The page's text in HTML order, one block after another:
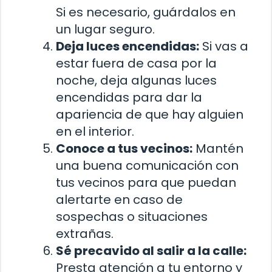
Si es necesario, guárdalos en
un lugar seguro.
Deja luces encendidas: Si vas a
estar fuera de casa por la
noche, deja algunas luces
encendidas para dar la
apariencia de que hay alguien
en el interior.
Conoce a tus vecinos: Mantén
una buena comunicación con
tus vecinos para que puedan
alertarte en caso de
sospechas o situaciones
extrañas.
Sé precavido al salir a la calle:
Presta atención a tu entorno y